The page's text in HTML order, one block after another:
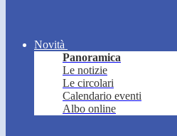
Novità
Panoramica
Le notizie
Le circolari
Calendario eventi
Albo online